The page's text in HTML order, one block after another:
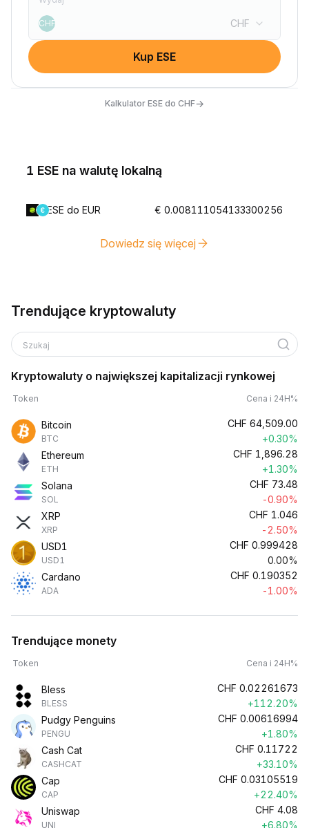
CHF CHF
Kup ESE
Kalkulator ESE do CHF→
1 ESE na walutę lokalną
ESE do EUR € 0.008111054133300256
Dowiedz się więcej
Trendujące kryptowaluty
Szukaj
Kryptowaluty o największej kapitalizacji rynkowej
Token Cena i 24H%
Bitcoin
BTC
CHF 64,509.00
+0.30%
Ethereum
ETH
CHF 1,896.28
+1.30%
Solana
SOL
CHF 73.48
-0.90%
XRP
XRP
CHF 1.046
-2.50%
USD1
USD1
CHF 0.999428
0.00%
Cardano
ADA
CHF 0.190352
-1.00%
Trendujące monety
Token Cena i 24H%
Bless
BLESS
CHF 0.02261673
+112.20%
Pudgy Penguins
PENGU
CHF 0.00616994
+1.80%
Cash Cat
CASHCAT
CHF 0.11722
+33.10%
Cap
CAP
CHF 0.03105519
+22.40%
Uniswap
UNI
CHF 4.08
+6.80%